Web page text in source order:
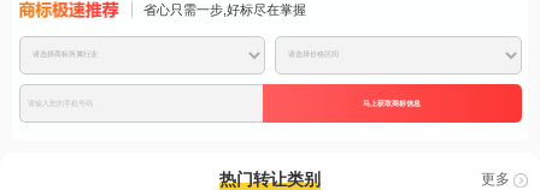
省心只需一步,好标尽在掌握
商标免费推
马上获取商标信息
更多
热门转让类别